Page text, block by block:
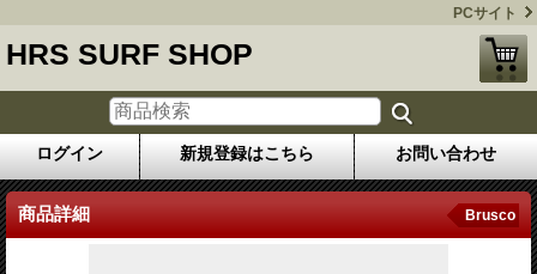
PCサイト
HRS SURF SHOP
ログイン 新規登録はこちら お問い合わせ
商品詳細 Brusco